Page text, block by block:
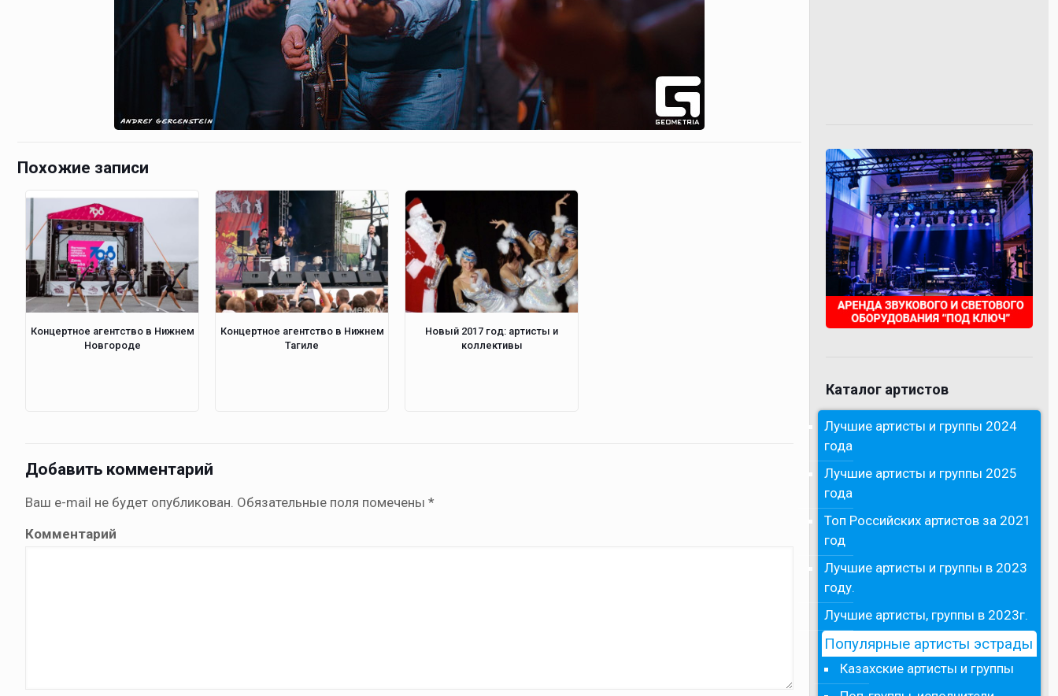
Похожие записи
Концертное агентство в Нижнем
Новгороде
Концертное агентство в Нижнем
Тагиле
Новый 2017 год: артисты и
коллективы
Добавить комментарий
Ваш e-mail не будет опубликован. Обязательные поля помечены *
Комментарий
Каталог артистов
Лучшие артисты и группы 2024
года
Лучшие артисты и группы 2025
года
Топ Российских артистов за 2021
год
Лучшие артисты и группы в 2023
году.
Лучшие артисты, группы в 2023г.
Популярные артисты эстрады
Казахские артисты и группы